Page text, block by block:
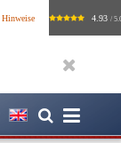
Hinweise 4.93 /